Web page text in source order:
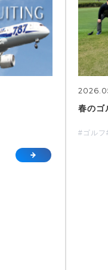
春のゴ
#ゴルフ